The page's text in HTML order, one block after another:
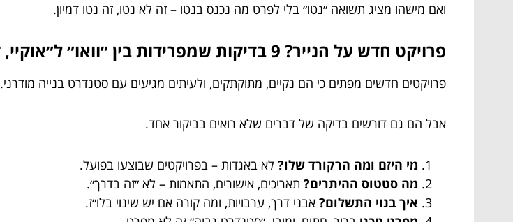
ואם מישהו מציג תשואה ״נטו״ בלי לפרט מה נכנס בנטו – זה לא נטו, זה נטו דמיון.
פרויקט חדש על הנייר? 9 בדיקות שמפרידות בין ״וואו״ ל״אוקיי, זה רציני״
פרויקטים חדשים מפתים כי הם נקיים, מתוקתקים, ולעיתים מגיעים עם סטנדרט בנייה מודרני.
אבל הם גם דורשים בדיקה של דברים שלא רואים בביקור אחד.
מי היזם ומה הרקורד שלו? לא באגדות – בפרויקטים שבוצעו בפועל.
מה סטטוס ההיתרים? תאריכים, אישורים, התאמות – לא ״זה בדרך״.
איך בנוי התשלום? אבני דרך, ערבויות, ומה קורה אם יש שינוי בלו״ז.